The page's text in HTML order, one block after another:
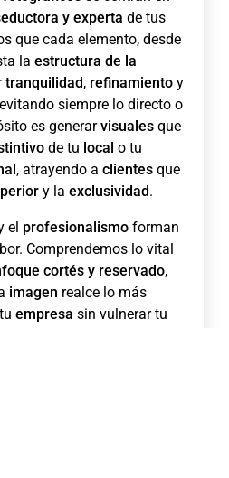
y experta de tus
que cada elemento, desde
la estructura de la
tranquilidad, refinamiento y
siempre lo directo o
es generarvisuales que
de tu local o tu
, atrayendo a clientes que
y la exclusividad.
el profesionalismo forman
Comprendemos lo vital
cortés y reservado,
imagen realce lo más
empresa sin vulnerar tu